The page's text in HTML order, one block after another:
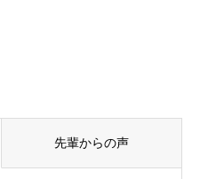
先輩からの声